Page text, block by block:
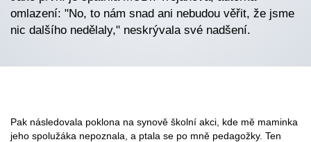
omlazení: "No, to nám snad ani nebudou věřit, že jsme
nic dalšího nedělaly," neskrývala své nadšení.
Pak následovala poklona na synově školní akci, kde mě maminka
jeho spolužáka nepoznala, a ptala se po mně pedagožky. Ten